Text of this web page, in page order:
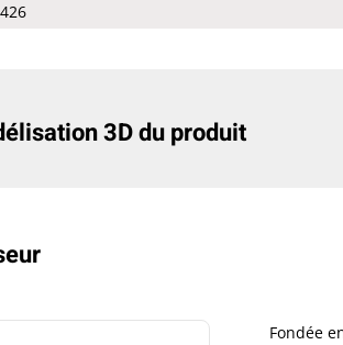
3D du produit
Fondée